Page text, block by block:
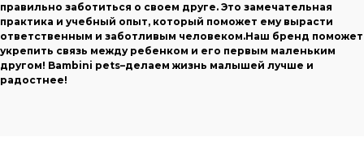
правильно заботиться о своем друге. Это замечательная
практика и учебный опыт, который поможет ему вырасти
ответственным и заботливым человеком.Наш бренд поможет
укрепить связь между ребенком и его первым маленьким
другом! Bambini pets–делаем жизнь малышей лучше и
радостнее!